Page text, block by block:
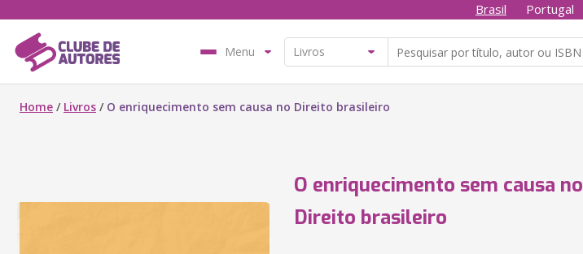
Brasil Portugal
Menu
Home / Livros / O enriquecimento sem causa no Direito brasileiro
O enriquecimento sem causa no
Direito brasileiro